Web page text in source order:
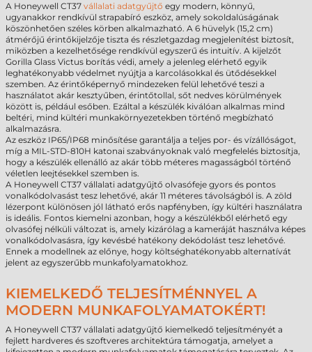
A Honeywell CT37 vállalati adatgyűjtő egy modern, könnyű,
ugyanakkor rendkívül strapabíró eszköz, amely sokoldalúságának
köszönhetően széles körben alkalmazható. A 6 hüvelyk (15,2 cm)
átmérőjű érintőkijelzője tiszta és részletgazdag megjelenítést biztosít,
miközben a kezelhetősége rendkívül egyszerű és intuitív. A kijelzőt
Gorilla Glass Victus borítás védi, amely a jelenleg elérhető egyik
leghatékonyabb védelmet nyújtja a karcolásokkal és ütődésekkel
szemben. Az érintőképernyő mindezeken felül lehetővé teszi a
használatot akár kesztyűben, érintőtollal, sőt nedves körülmények
között is, például esőben. Ezáltal a készülék kiválóan alkalmas mind
beltéri, mind kültéri munkakörnyezetekben történő megbízható
alkalmazásra.
Az eszköz IP65/IP68 minősítése garantálja a teljes por- és vízállóságot,
míg a MIL-STD-810H katonai szabványoknak való megfelelés biztosítja,
hogy a készülék ellenálló az akár több méteres magasságból történő
véletlen leejtésekkel szemben is.
A Honeywell CT37 vállalati adatgyűjtő olvasófeje gyors és pontos
vonalkódolvasást tesz lehetővé, akár 11 méteres távolságból is. A zöld
lézerpont különösen jól látható erős napfényben, így kültéri használatra
is ideális. Fontos kiemelni azonban, hogy a készülékből elérhető egy
olvasófej nélküli változat is, amely kizárólag a kameráját használva képes
vonalkódolvasásra, így kevésbé hatékony dekódolást tesz lehetővé.
Ennek a modellnek az előnye, hogy költséghatékonyabb alternatívát
jelent az egyszerűbb munkafolyamatokhoz.
KIEMELKEDŐ TELJESÍTMÉNNYEL A
MODERN MUNKAFOLYAMATOKÉRT!
A Honeywell CT37 vállalati adatgyűjtő kiemelkedő teljesítményét a
fejlett hardveres és szoftveres architektúra támogatja, amelyet a